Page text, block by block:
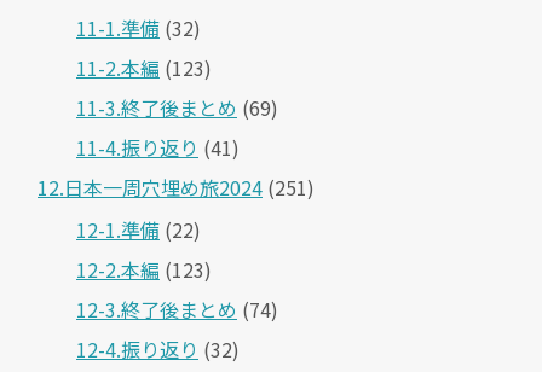
11-1.準備 (32)
11-2.本編 (123)
11-3.終了後まとめ (69)
11-4.振り返り (41)
12.日本一周穴埋め旅2024 (251)
12-1.準備 (22)
12-2.本編 (123)
12-3.終了後まとめ (74)
12-4.振り返り (32)